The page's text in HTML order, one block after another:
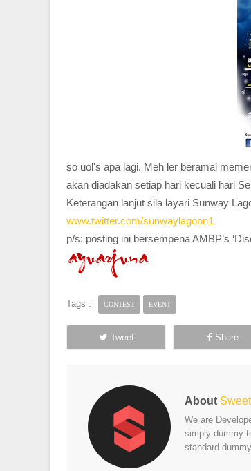
so uol's apa lagi. Meh ler beramai
akan diadakan setiap hari kecuali hari
Keterangan lanjut sila layari Sunway
www.twitter.com/sunwaylagoon1
p/s: posting ini bersempena AMBP’s
Tags : CONTEST EVENT
Tweet Share
About
We are
simply dummy
standard